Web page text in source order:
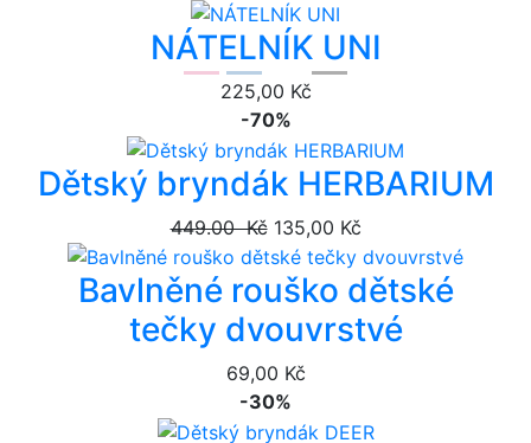
NÁTELNÍK UNI
225,00 Kč
-70%
Dětský bryndák HERBARIUM
449.00 Kč 135,00 Kč
Bavlněné rouško dětské
tečky dvouvrstvé
69,00 Kč
-30%